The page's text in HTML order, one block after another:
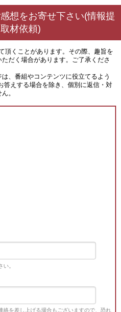
想をお寄せ下さい(情報提
材依頼)
頂くことがあります。その際、趣旨を
だく場合があります。ご了承くださ
、番組やコンテンツに役立てるよう
答えする場合を除き、個別に返信・対
。
。
絡を差し上げる場合もございますので、恐れ